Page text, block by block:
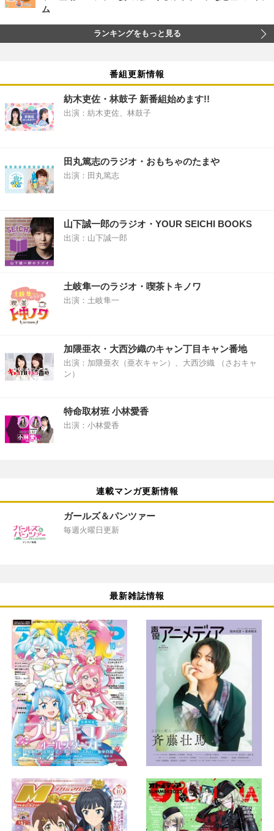
ム
ランキングをもっと見る
番組更新情報
紡木吏佐・林鼓子 新番組始めます!!
出演：紡木吏佐、林鼓子
田丸篤志のラジオ・おもちゃのたまや
出演：田丸篤志
山下誠一郎のラジオ・YOUR SEICHI BOOKS
出演：山下誠一郎
土岐隼一のラジオ・喫茶トキノワ
出演：土岐隼一
加隈亜衣・大西沙織のキャン丁目キャン番地
出演：加隈亜衣（亜衣キャン）、大西沙織 （さおキャ
ン）
特命取材班 小林愛香
出演：小林愛香
連載マンガ更新情報
ガールズ＆パンツァー
毎週火曜日更新
最新雑誌情報